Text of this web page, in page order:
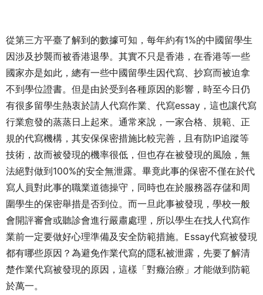
從第三方平臺了解到的數據可知，每年約有1%的中國留學生
因涉及抄襲而被香港退學。其實不只是香港，在香港等一些
國家亦是如此，總有一些中國留學生因代寫、抄寫而被迫拿
不到學位證書。但是由於受到各種原因的影響，時至今日仍
有很多留學生熱衷於請人代寫作業、代寫essay，這也讓代寫
行業愈發的蒸蒸日上起來。通常來說，一家合格、規範、正
規的代寫機構，其安保保密措施比較完善，且有防IP追蹤等
技術，故而被發現的機率很低，但也存在被發現的風險，無
法絕對做到100%的安全無泄露。畢竟此事的保密不僅在於代
寫人員對此事的職業道德操守，同時也在於服務器存儲和周
圍學生的保密舉措是否到位。而一旦此事被發現，學校一般
會開評審會或聽診會進行嚴肅處理，所以學生在找人代寫作
業前一定要做好心理準備及安全防範措施。Essay代寫被發現
都有哪些原因？為避免作業代寫的隱私被泄露，先要了解清
楚作業代寫被發現的原因，這樣「對癥治療」才能做到防範
於萬一。